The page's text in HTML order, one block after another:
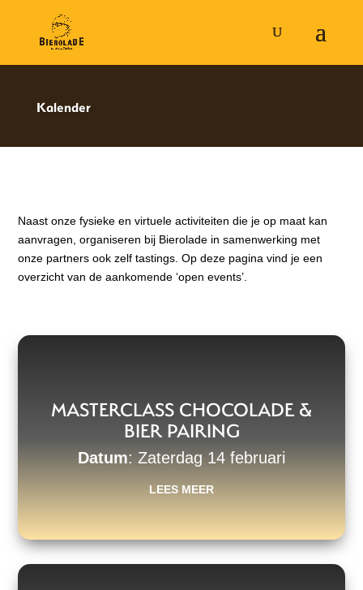
Kalender
Naast onze fysieke en virtuele activiteiten die je op maat kan
aanvragen, organiseren bij Bierolade in samenwerking met
onze partners ook zelf tastings. Op deze pagina vind je een
overzicht van de aankomende ‘open events’.
MASTERCLASS CHOCOLADE &
BIER PAIRING
Datum: Zaterdag 14 februari
LEES MEER